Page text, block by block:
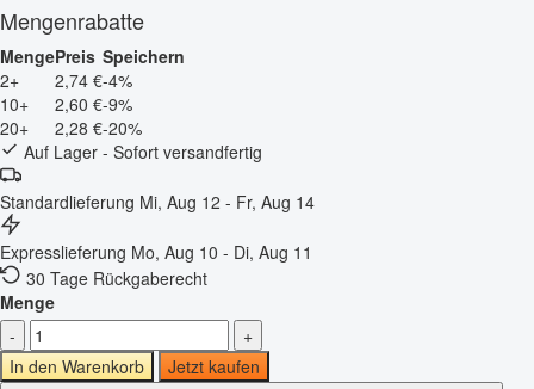
Mengenrabatte
MengePreis Speichern
2+
2,74 €-4%
10+
2,60 €-9%
20+
2,28 €-20%
Auf Lager - Sofort versandfertig
Standardlieferung Mi, Aug 12 - Fr, Aug 14
Expresslieferung Mo, Aug 10 - Di, Aug 11
30 Tage Rückgaberecht
Menge
-
+
In den Warenkorb
Jetzt kaufen